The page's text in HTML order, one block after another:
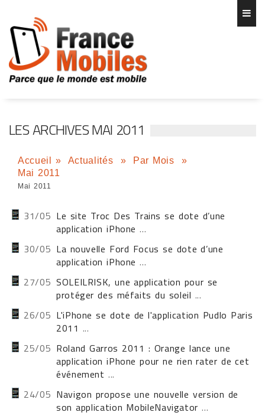
LES ARCHIVES MAI 2011
Accueil » Actualités » Par Mois
»
Mai 2011
Mai 2011
31/05 Le site Troc Des Trains se dote d’une
application iPhone ...
30/05 La nouvelle Ford Focus se dote d’une
application iPhone ...
27/05 SOLEILRISK, une application pour se
protéger des méfaits du soleil ...
26/05 L'iPhone se dote de l'application Pudlo Paris
2011 ...
25/05 Roland Garros 2011 : Orange lance une
application iPhone pour ne rien rater de cet
événement ...
24/05 Navigon propose une nouvelle version de
son application MobileNavigator ...